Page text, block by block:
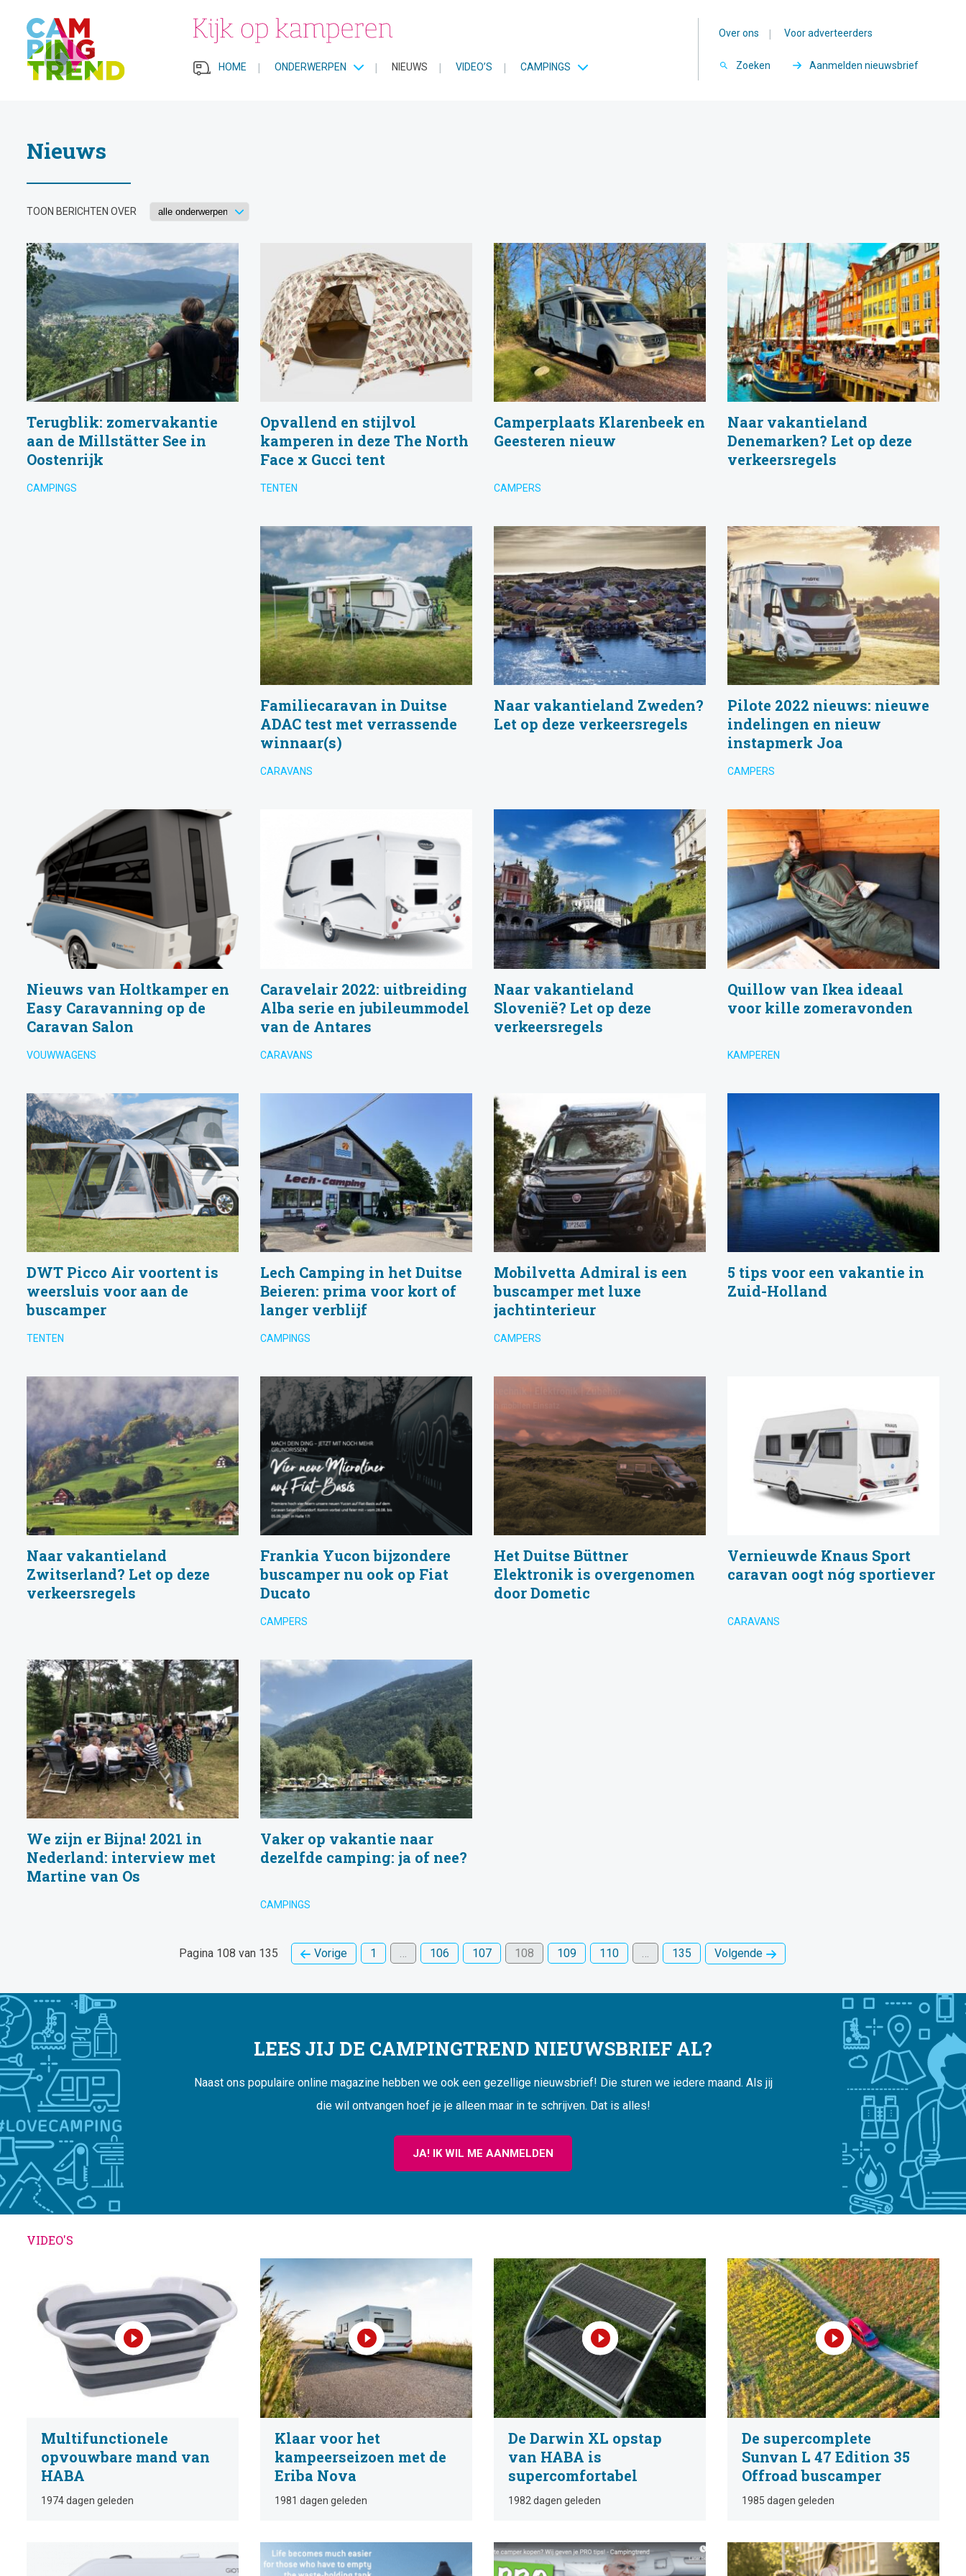
HOME | ONDERWERPEN | NIEUWS | VIDEO’S | CAMPINGS
Over ons | Voor adverteerders
Zoeken Aanmelden nieuwsbrief
Nieuws
TOON BERICHTEN OVER
Terugblik: zomervakantie
aan de Millstätter See in
Oostenrijk
CAMPINGS
Opvallend en stijlvol
kamperen in deze The North
Face x Gucci tent
TENTEN
Camperplaats Klarenbeek en
Geesteren nieuw
CAMPERS
Naar vakantieland
Denemarken? Let op deze
verkeersregels
Familiecaravan in Duitse
ADAC test met verrassende
winnaar(s)
CARAVANS
Naar vakantieland Zweden?
Let op deze verkeersregels
Pilote 2022 nieuws: nieuwe
indelingen en nieuw
instapmerk Joa
CAMPERS
Nieuws van Holtkamper en
Easy Caravanning op de
Caravan Salon
VOUWWAGENS
Caravelair 2022: uitbreiding
Alba serie en jubileummodel
van de Antares
CARAVANS
Naar vakantieland
Slovenië? Let op deze
verkeersregels
Quillow van Ikea ideaal
voor kille zomeravonden
KAMPEREN
DWT Picco Air voortent is
weersluis voor aan de
buscamper
TENTEN
Lech Camping in het Duitse
Beieren: prima voor kort of
langer verblijf
CAMPINGS
Mobilvetta Admiral is een
buscamper met luxe
jachtinterieur
CAMPERS
5 tips voor een vakantie in
Zuid-Holland
Naar vakantieland
Zwitserland? Let op deze
verkeersregels
Frankia Yucon bijzondere
buscamper nu ook op Fiat
Ducato
CAMPERS
Het Duitse Büttner
Elektronik is overgenomen
door Dometic
Vernieuwde Knaus Sport
caravan oogt nóg sportiever
CARAVANS
We zijn er Bijna! 2021 in
Nederland: interview met
Martine van Os
Vaker op vakantie naar
dezelfde camping: ja of nee?
CAMPINGS
Pagina 108 van 135 Vorige 1 … 106 107 108 109 110 … 135 Volgende
LEES JIJ DE CAMPINGTREND NIEUWSBRIEF AL?
Naast ons populaire online magazine hebben we ook een gezellige nieuwsbrief! Die sturen we iedere maand. Als jij
die wil ontvangen hoef je je alleen maar in te schrijven. Dat is alles!
JA! IK WIL ME AANMELDEN
VIDEO'S
Multifunctionele
opvouwbare mand van
HABA
1974 dagen geleden
Klaar voor het
kampeerseizoen met de
Eriba Nova
1981 dagen geleden
De Darwin XL opstap
van HABA is
supercomfortabel
1982 dagen geleden
De supercomplete
Sunvan L 47 Edition 35
Offroad buscamper
1985 dagen geleden